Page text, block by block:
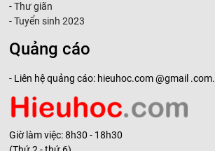
-Thư giãn
-Tuyển sinh 2023
Quảng cáo
- Liên hệ quảng cáo: hieuhoc.com @gmail .com.
Giờ làm việc: 8h30 - 18h30